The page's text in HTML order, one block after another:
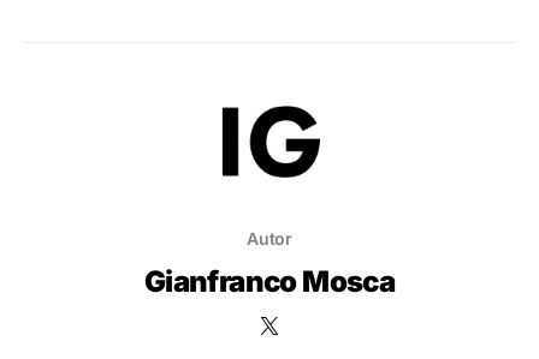
Autor
Gianfranco Mosca